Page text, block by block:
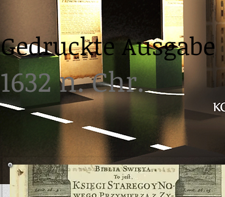
Gedruckte Ausgabe
1632 n. Chr.